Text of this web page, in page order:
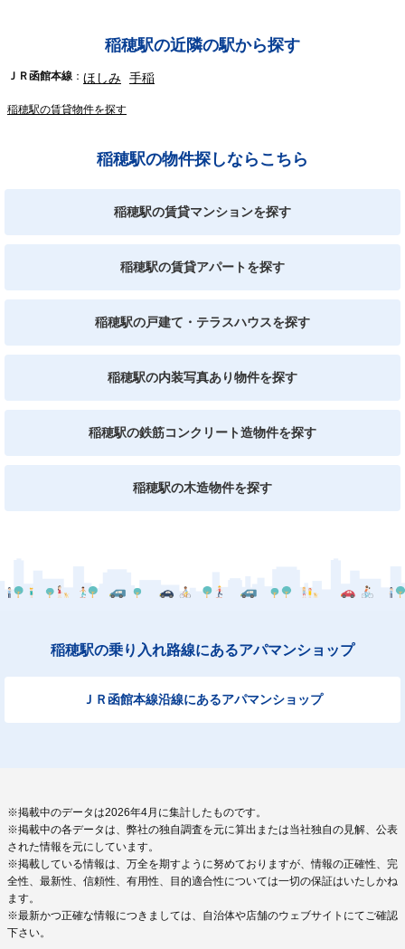
稲穂駅の近隣の駅から探す
ＪＲ函館本線 ほしみ 手稲
稲穂駅の賃貸物件を探す
稲穂駅の物件探しならこちら
稲穂駅の賃貸マンションを探す
稲穂駅の賃貸アパートを探す
稲穂駅の戸建て・テラスハウスを探す
稲穂駅の内装写真あり物件を探す
稲穂駅の鉄筋コンクリート造物件を探す
稲穂駅の木造物件を探す
稲穂駅の乗り入れ路線にあるアパマンショップ
ＪＲ函館本線沿線にあるアパマンショップ
※掲載中のデータは2026年4月に集計したものです。
※掲載中の各データは、弊社の独自調査を元に算出または当社独自の見解、公表
された情報を元にしています。
※掲載している情報は、万全を期すように努めておりますが、情報の正確性、完
全性、最新性、信頼性、有用性、目的適合性については一切の保証はいたしかね
ます。
※最新かつ正確な情報につきましては、自治体や店舗のウェブサイトにてご確認
下さい。